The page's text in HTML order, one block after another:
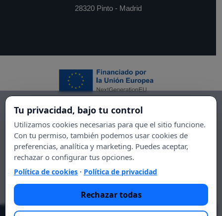
28320 Pinto - Madrid
Tu privacidad, bajo tu control
Utilizamos cookies necesarias para que el sitio funcione.
Con tu permiso, también podemos usar cookies de
preferencias, analítica y marketing. Puedes aceptar,
rechazar o configurar tus opciones.
Política de cookies · Política de privacidad
Rechazar todas